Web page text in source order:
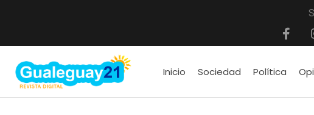
Inicio Sociedad Política